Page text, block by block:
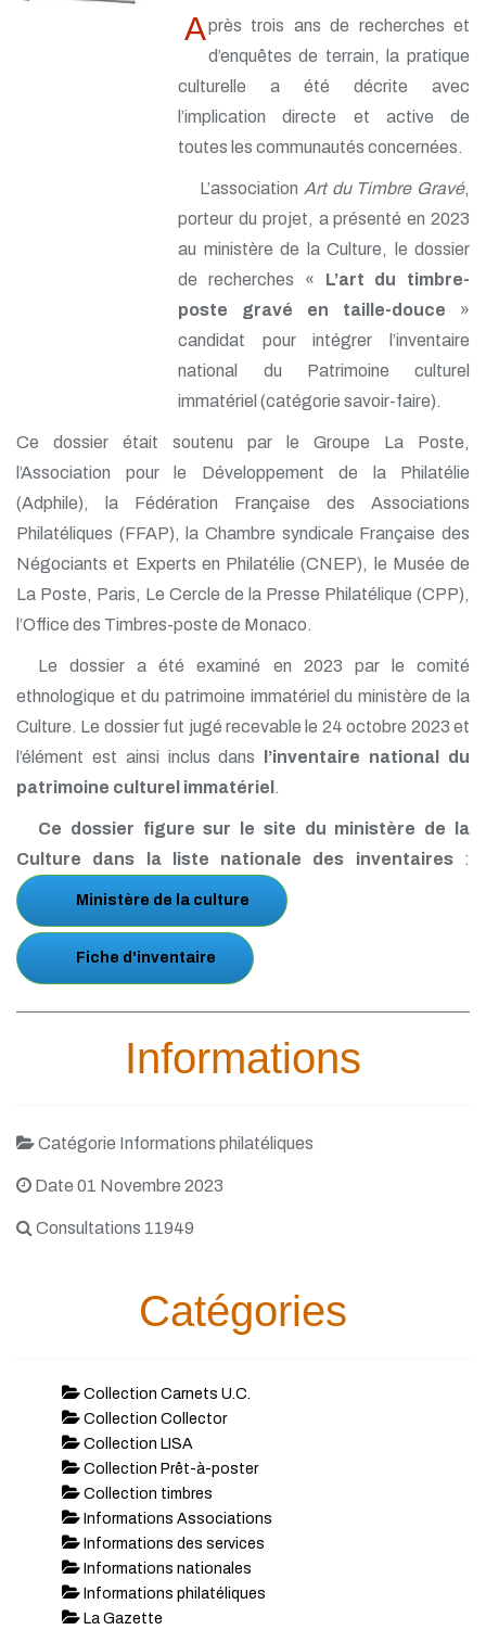
Après trois ans de recherches et
d’enquêtes de terrain, la pratique
culturelle a été décrite avec
l’implication directe et active de
toutes les communautés concernées.
L’association Art du Timbre Gravé,
porteur du projet, a présenté en 2023
au ministère de la Culture, le dossier
de recherches « L’art du timbre-
poste gravé en taille-douce »
candidat pour intégrer l’inventaire
national du Patrimoine culturel
immatériel (catégorie savoir-faire).
Ce dossier était soutenu par le Groupe La Poste,
l’Association pour le Développement de la Philatélie
(Adphile), la Fédération Française des Associations
Philatéliques (FFAP), la Chambre syndicale Française des
Négociants et Experts en Philatélie (CNEP), le Musée de
La Poste, Paris, Le Cercle de la Presse Philatélique (CPP),
l’Office des Timbres-poste de Monaco.
Le dossier a été examiné en 2023 par le comité
ethnologique et du patrimoine immatériel du ministère de la
Culture. Le dossier fut jugé recevable le 24 octobre 2023 et
l’élément est ainsi inclus dans
l’inventaire national du
patrimoine culturel immatériel .
Ce dossier figure sur le site du ministère de la
Culture dans la liste nationale des inventaires:
Ministère de la culture
Fiche d'inventaire
Informations
Catégorie Informations philatéliques
Date 01 Novembre 2023
Consultations 11949
Catégories
Collection Carnets U.C.
Collection Collector
Collection LISA
Collection Prêt-à-poster
Collection timbres
Informations Associations
Informations des services
Informations nationales
Informations philatéliques
La Gazette